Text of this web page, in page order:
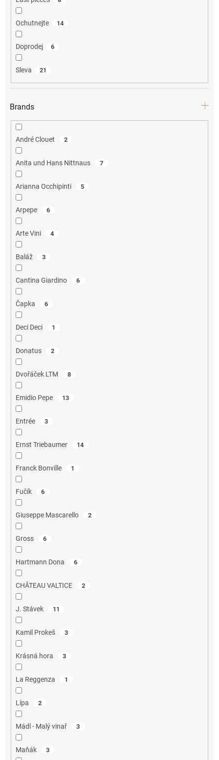
Ochutnejte 14
Doprodej 6
Sleva 21
Brands
André Clouet 2
Anita und Hans Nittnaus 7
Arianna Occhipinti 5
Arpepe 6
Arte Vini 4
Baláž 3
Cantina Giardino 6
Čapka 6
Deci Deci 1
Donatus 2
Dvořáček LTM 8
Emidio Pepe 13
Entrée 3
Ernst Triebaumer 14
Franck Bonville 1
Fučík 6
Giuseppe Mascarello 2
Gross 6
Hartmann Dona 6
CHÂTEAU VALTICE 2
J. Stávek 11
Kamil Prokeš 3
Krásná hora 3
La Reggenza 1
Lípa 2
Mádl - Malý vinař 3
Maňák 3